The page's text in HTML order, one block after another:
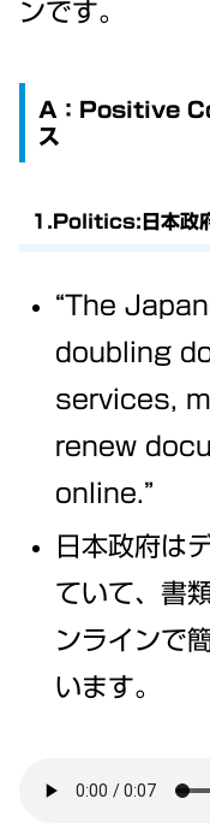
ンです。
A：Positive
ス
1.Politics:日本政
“The
doubling
services,
renew
online.”
日本政府は
ていて、書
ンラインで
います。